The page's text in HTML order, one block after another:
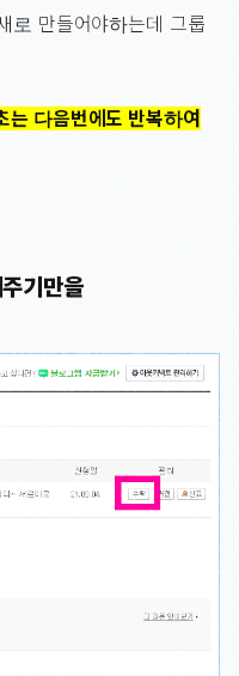
로 만들어야하는데 그룹
는 다음번에도 반복하여
기만을